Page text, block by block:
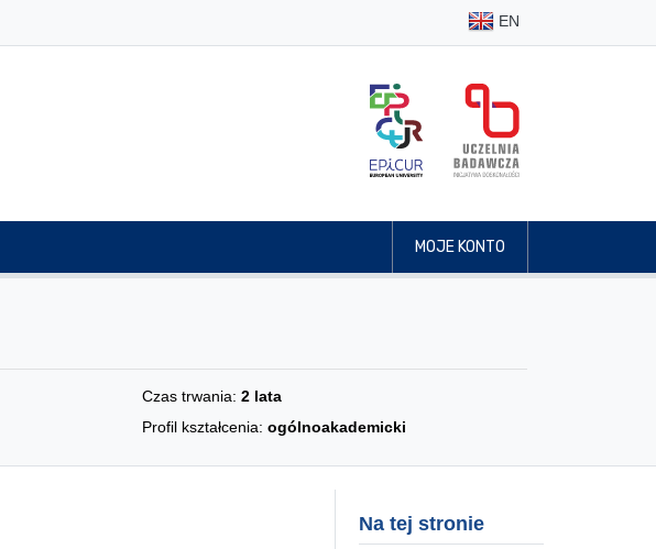
EN
MOJE KONTO
Czas trwania: 2 lata
Profil kształcenia: ogólnoakademicki
Na tej stronie